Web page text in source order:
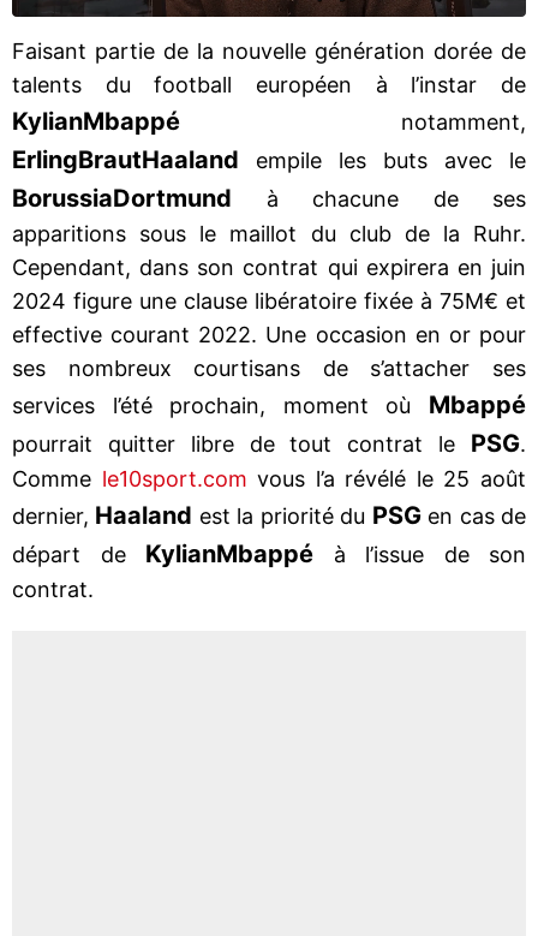
Faisant partie de la nouvelle génération dorée de
talents du football européen à l’instar de
KylianMbappé notamment,
ErlingBrautHaaland empile les buts avec le
BorussiaDortmund à chacune de ses
apparitions sous le maillot du club de la Ruhr.
Cependant, dans son contrat qui expirera en juin
2024 figure une clause libératoire fixée à 75M€ et
effective courant 2022. Une occasion en or pour
ses nombreux courtisans de s’attacher ses
services l’été prochain, moment où Mbappé
pourrait quitter libre de tout contrat le PSG.
Comme le10sport.comvous l’a révélé le 25 août
dernier, Haaland est la priorité du PSGen cas de
départ de KylianMbappé à l’issue de son
contrat.